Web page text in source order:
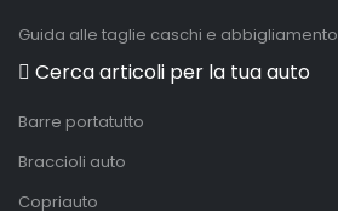
Guida alle taglie caschi e abbigliamento
Cerca articoli per la tua auto
Barre portatutto
Braccioli auto
Copriauto